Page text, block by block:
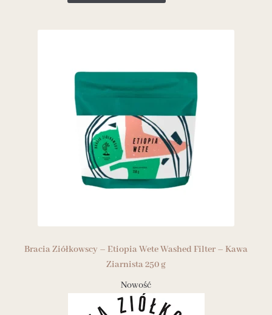
Bracia Ziółkowscy – Etiopia Wete Washed Filter – Kawa
Ziarnista 250 g
Nowość